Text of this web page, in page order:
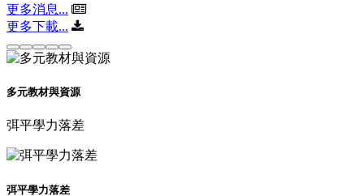
更多消息...
更多下載...
多元教材與資源
弭平學力落差
弭平學力落差